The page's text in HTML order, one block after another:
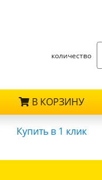
количество
В КОРЗИНУ
Купить в 1 клик